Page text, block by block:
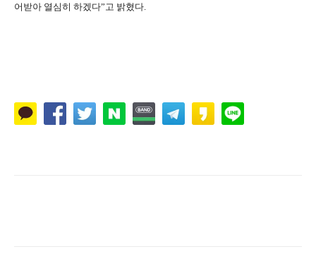
어받아 열심히 하겠다”고 밝혔다.